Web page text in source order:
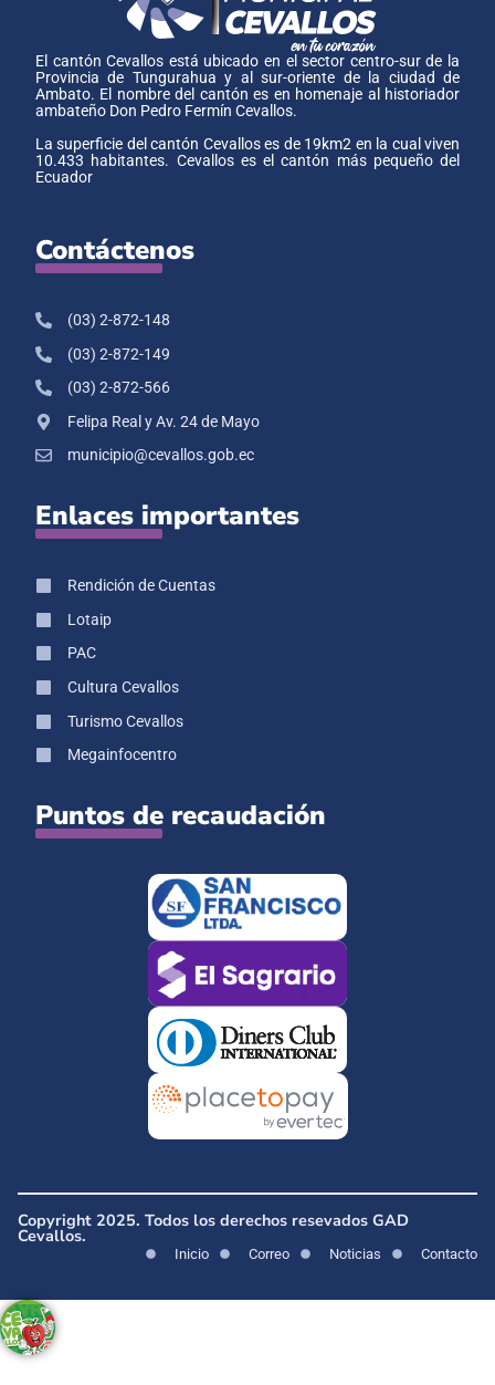
El cantón Cevallos está ubicado en el sector centro-sur de la
Provincia de Tungurahua y al sur-oriente de la ciudad de
Ambato. El nombre del cantón es en homenaje al historiador
ambateño Don Pedro Fermín Cevallos.
La superficie del cantón Cevallos es de 19km2 en la cual viven
10.433 habitantes. Cevallos es el cantón más pequeño del
Ecuador
Contáctenos
(03) 2-872-148
(03) 2-872-149
(03) 2-872-566
Felipa Real y Av. 24 de Mayo
municipio@cevallos.gob.ec
Enlaces importantes
Rendición de Cuentas
Lotaip
PAC
Cultura Cevallos
Turismo Cevallos
Megainfocentro
Puntos de recaudación
Copyright 2025. Todos los derechos resevados GAD
Cevallos.
Inicio Correo Noticias Contacto